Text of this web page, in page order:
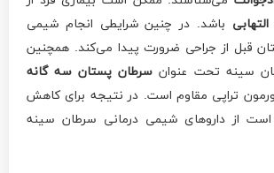
باشد. در چنین شرایطی انجام شیمی
قبل از جراحی ضرورت پیدا می‌کند. همچنین
سینه تحت عنوان سرطان پستان سه گانه
تراپی مقاوم است. در نتیجه برای کاهش
است از داروهای شیمی درمانی سرطان سینه